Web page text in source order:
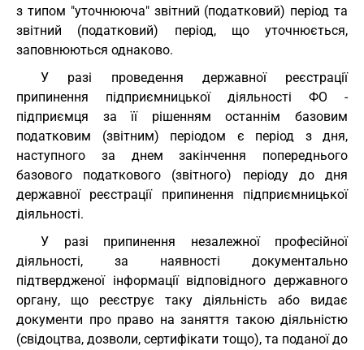
з типом "уточнююча" звітний (податковий) період та
звітний (податковий) період, що уточнюється,
заповнюються однаково.
У разі проведення державної реєстрації
припинення підприємницької діяльності ФО -
підприємця за її рішенням останнім базовим
податковим (звітним) періодом є період з дня,
наступного за днем закінчення попереднього
базового податкового (звітного) періоду до дня
державної реєстрації припинення підприємницької
діяльності.
У разі припинення незалежної професійної
діяльності, за наявності документально
підтвердженої інформації відповідного державного
органу, що реєструє таку діяльність або видає
документи про право на заняття такою діяльністю
(свідоцтва, дозволи, сертифікати тощо), та поданої до